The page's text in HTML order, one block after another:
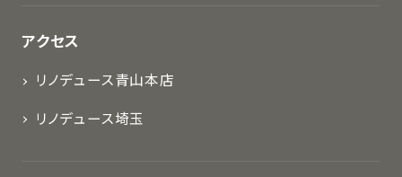
アクセス
リノデュース青山本店
リノデュース埼玉